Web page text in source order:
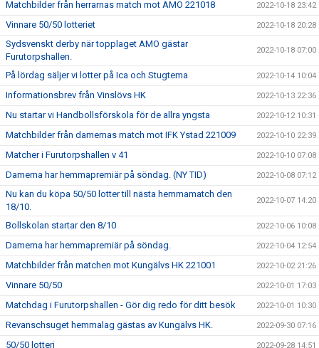
Matchbilder från herrarnas match mot AMO 221018 2022-10-18 23:42
Vinnare 50/50 lotteriet 2022-10-18 20:28
Sydsvenskt derby när topplaget AMO gästar
Furutorpshallen.
2022-10-18 07:00
På lördag säljer vi lotter på Ica och Stugtema 2022-10-14 10:04
Informationsbrev från Vinslövs HK 2022-10-13 22:36
Nu startar vi Handbollsförskola för de allra yngsta 2022-10-12 10:31
Matchbilder från damernas match mot IFK Ystad 221009 2022-10-10 22:39
Matcher i Furutorpshallen v 41 2022-10-10 07:08
Damerna har hemmapremiär på söndag. (NY TID) 2022-10-08 07:12
Nu kan du köpa 50/50 lotter till nästa hemmamatch den
18/10.
2022-10-07 14:20
Bollskolan startar den 8/10 2022-10-06 10:08
Damerna har hemmapremiär på söndag. 2022-10-04 12:54
Matchbilder från matchen mot Kungälvs HK 221001 2022-10-02 21:26
Vinnare 50/50 2022-10-01 17:03
Matchdag i Furutorpshallen - Gör dig redo för ditt besök 2022-10-01 10:30
Revanschsuget hemmalag gästas av Kungälvs HK. 2022-09-30 07:16
50/50 lotteri 2022-09-28 14:51